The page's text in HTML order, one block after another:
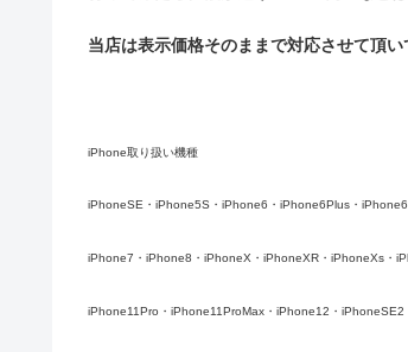
当店は表示価格そのままで対応させて頂
iPhone取り扱い機種
iPhoneSE・iPhone5S・iPhone6・iPhone6Plus・
iPhone7・iPhone8・iPhoneX・iPhoneXR・iPhoneXs・
iPhone11Pro・iPhone11ProMax・iPhone12・iPhoneSE2